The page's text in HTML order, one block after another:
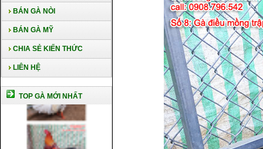
BÁN GÀ NÒI
BÁN GÀ MỸ
CHIA SẺ KIẾN THỨC
LIÊN HỆ
TOP GÀ MỚI NHẤT